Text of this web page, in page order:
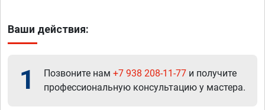
Ваши действия:
1 Позвоните нам +7 938 208-11-77 и получите
профессиональную консультацию у мастера.